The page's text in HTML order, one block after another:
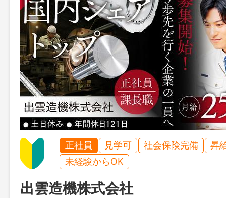
正社員 見学可 社会保険完備
昇
未経験からOK
出雲造機株式会社